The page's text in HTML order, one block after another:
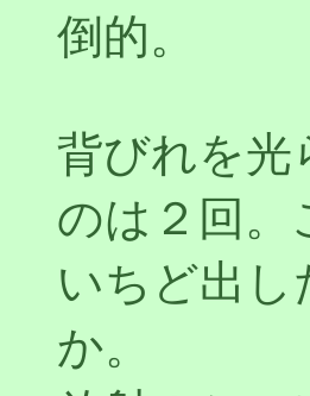
倒的。
背びれを光
のは２回。
いちど出
か。